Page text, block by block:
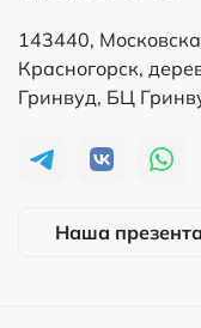
143440,
Красногорск,
Гринвуд, БЦ
Наша